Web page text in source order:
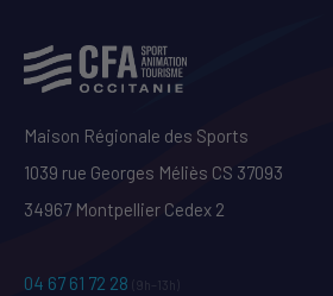
Maison Régionale des Sports
1039 rue Georges Méliès CS 37093
34967 Montpellier Cedex 2
04 67 61 72 28 (9h–13h)